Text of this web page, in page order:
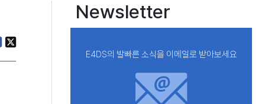
Newsletter
E4DS의 발빠른 소식을 이메일로 받아보세요